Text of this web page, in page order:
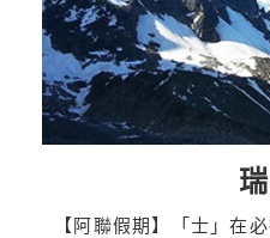
【阿聯假期】「士」在